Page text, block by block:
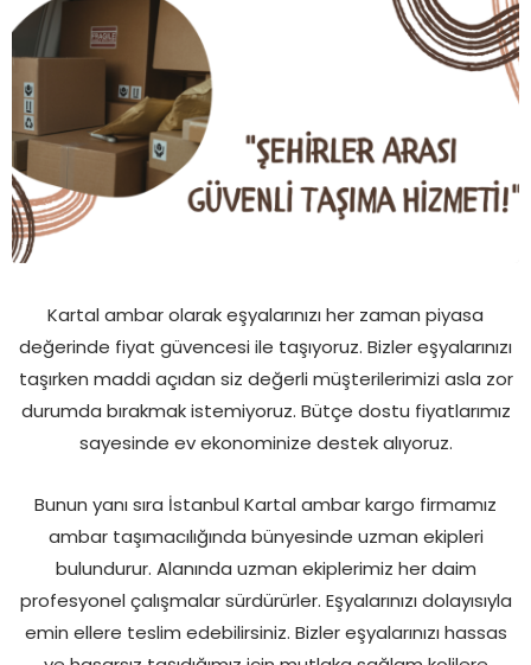
Kartal ambar olarak eşyalarınızı her zaman piyasa
değerinde fiyat güvencesi ile taşıyoruz. Bizler eşyalarınızı
taşırken maddi açıdan siz değerli müşterilerimizi asla zor
durumda bırakmak istemiyoruz. Bütçe dostu fiyatlarımız
sayesinde ev ekonominize destek alıyoruz.
Bunun yanı sıra İstanbul Kartal ambar kargo firmamız
ambar taşımacılığında bünyesinde uzman ekipleri
bulundurur. Alanında uzman ekiplerimiz her daim
profesyonel çalışmalar sürdürürler. Eşyalarınızı dolayısıyla
emin ellere teslim edebilirsiniz. Bizler eşyalarınızı hassas